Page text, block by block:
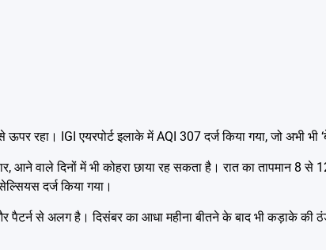
रहा। IGI एयरपोर्ट इलाके में AQI 307 दर्ज किया गया, जो अभी भी
वाले दिनों में भी कोहरा छाया रह सकता है। रात का तापमान 8 से
दर्ज किया गया।
पैटर्न से अलग है। दिसंबर का आधा महीना बीतने के बाद भी कड़ाके की